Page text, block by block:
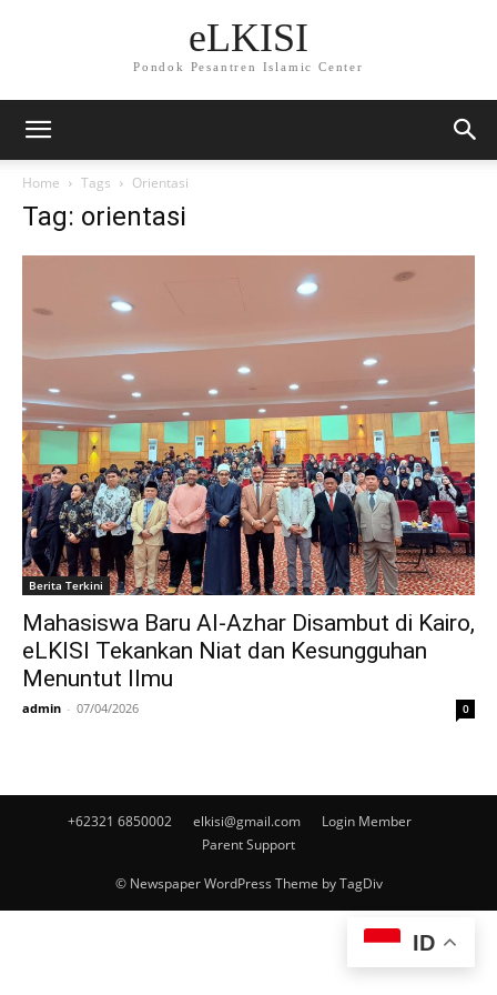
eLKISI
Pondok Pesantren Islamic Center
Home Tags Orientasi
Tag: orientasi
Berita Terkini
Mahasiswa Baru Al-Azhar Disambut di Kairo,
eLKISI Tekankan Niat dan Kesungguhan
Menuntut Ilmu
admin - 07/04/2026 0
+62321 6850002 elkisi@gmail.com
Login Member
Parent Support
© Newspaper WordPress Theme by TagDiv
ID